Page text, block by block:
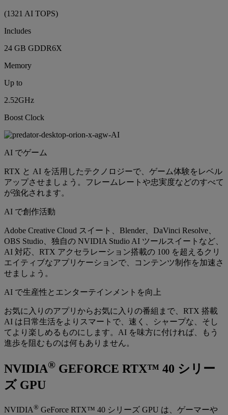
(1321 AI TOPS)
Includes
24 GB GDDR6X
Memory
Up to
2.52GHz
Boost Clock
AI でゲーム
RTX と AI を活用したテクノロジーで、ゲーム体験をレベル
アップさせましょう。フレームレートや忠実度などのすべて
が強化されます。
AI で創作活動
Adobe Creative Cloud スイート、Blender、DaVinci Resolve、
OBS Studio、独自の NVIDIA Studio AI ツールスイートなど、
AI 対応、RTX アクセラレーション搭載の 100 を超えるクリ
エイティブなアプリケーションで、コンテンツ制作を加速さ
せましょう。
AI で生産性とエンターテインメントを向上
お気に入りのアプリからお気に入りの番組まで、RTX 搭載
AI は日常生活をよりスマートで、速く、シャープな、そし
てより楽しめるものにします。AI を味方に付ければ、もう
進歩を阻むものは何もありません。
NVIDIA® GEFORCE RTX™ 40 シリー
ズ GPU
NVIDIA® GeForce RTX™ 40 シリーズ GPU は、ゲーマーや